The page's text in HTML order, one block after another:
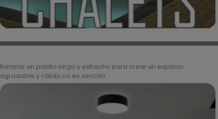
Iluminar un pasillo largo y estrecho para crear un espacio
agradable y cálido no es sencillo.